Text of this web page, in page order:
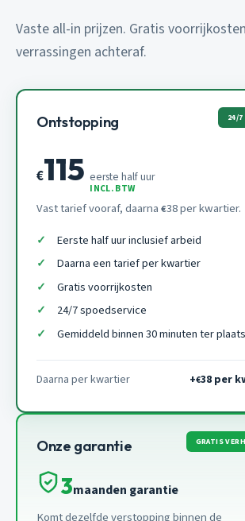
Vaste all-in prijzen. Gratis
verrassingen achteraf.
Ontstopping 24/7
€115 eerste half uur
INCL. BTW
Vast tarief vooraf, daarna €38 per kwartier.
Eerste half uur inclusief arbeid
Daarna een tarief per kwartier
Gratis voorrijkosten
24/7 spoedservice
Gemiddeld binnen 30 minuten ter
Daarna per kwartier +€38 per
Onze garantie GRATIS
3maanden garantie
Komt dezelfde verstopping binnen de